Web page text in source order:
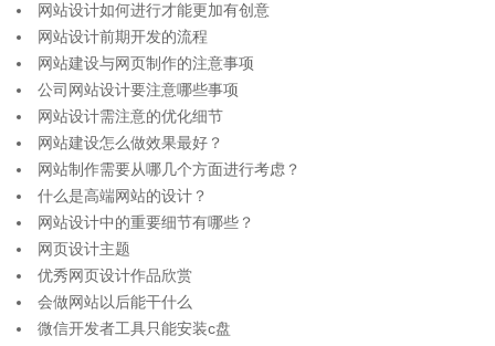
网站设计如何进行才能更加有创意
网站设计前期开发的流程
网站建设与网页制作的注意事项
公司网站设计要注意哪些事项
网站设计需注意的优化细节
网站建设怎么做效果最好？
网站制作需要从哪几个方面进行考虑？
什么是高端网站的设计？
网站设计中的重要细节有哪些？
网页设计主题
优秀网页设计作品欣赏
会做网站以后能干什么
微信开发者工具只能安装c盘